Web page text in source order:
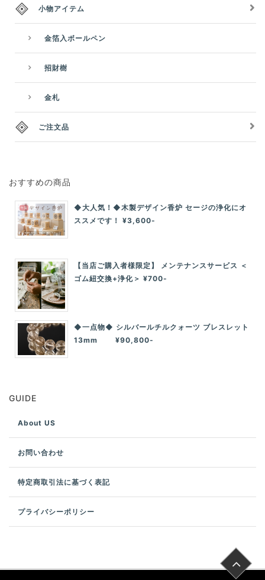
小物アイテム
金箔入ボールペン
招財樹
金札
ご注文品
おすすめの商品
◆大人気！◆木製デザイン香炉 セージの浄化にオ
ススメです！ ¥3,600-
【当店ご購入者様限定】 メンテナンスサービス ＜
ゴム紐交換+浄化＞ ¥700-
◆一点物◆ シルバールチルクォーツ ブレスレット
13mm ¥90,800-
GUIDE
About US
お問い合わせ
特定商取引法に基づく表記
プライバシーポリシー